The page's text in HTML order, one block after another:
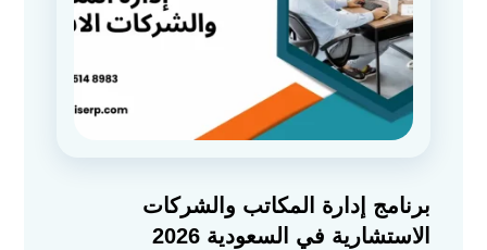
برنامج إدارة المكاتب والشركات
الاستشارية في السعودية 2026